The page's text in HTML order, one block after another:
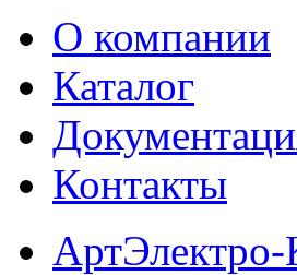
О компании
Каталог
Контакты